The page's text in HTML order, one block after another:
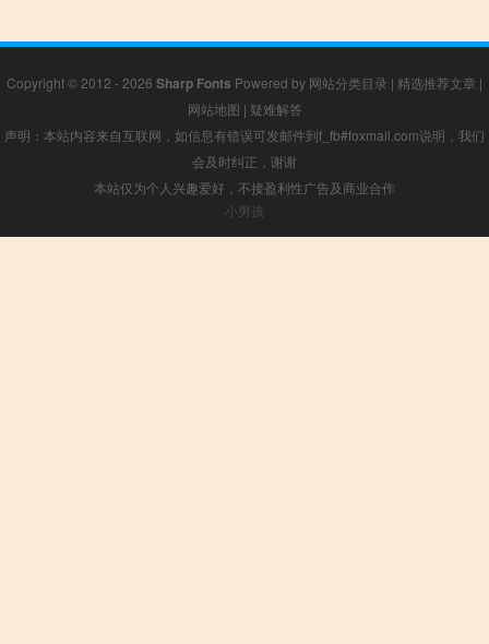
Copyright © 2012 - 2026 Sharp Fonts Powered by 网站分类目录 | 精选推荐文章 |
网站地图 | 疑难解答
声明：本站内容来自互联网，如信息有错误可发邮件到f_fb#foxmail.com说明，我们
会及时纠正，谢谢
本站仅为个人兴趣爱好，不接盈利性广告及商业合作
小男孩